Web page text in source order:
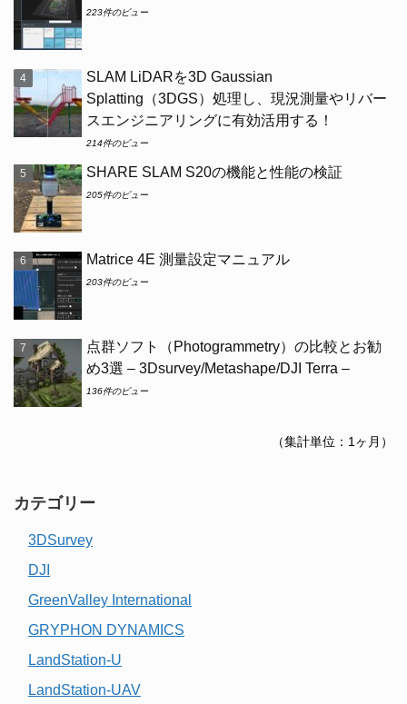
223件のビュー
SLAM LiDARを3D Gaussian
Splatting（3DGS）処理し、現況測量やリバー
スエンジニアリングに有効活用する！
214件のビュー
SHARE SLAM S20の機能と性能の検証
205件のビュー
Matrice 4E 測量設定マニュアル
203件のビュー
点群ソフト（Photogrammetry）の比較とお勧
め3選 – 3Dsurvey/Metashape/DJI Terra –
136件のビュー
（集計単位：1ヶ月）
カテゴリー
3DSurvey
DJI
GreenValley International
GRYPHON DYNAMICS
LandStation-U
LandStation-UAV